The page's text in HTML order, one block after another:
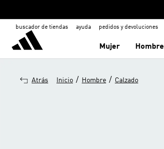
buscador de tiendas ayuda pedidos y devoluciones
Mujer Hombre
Atrás Inicio / Hombre / Calzado